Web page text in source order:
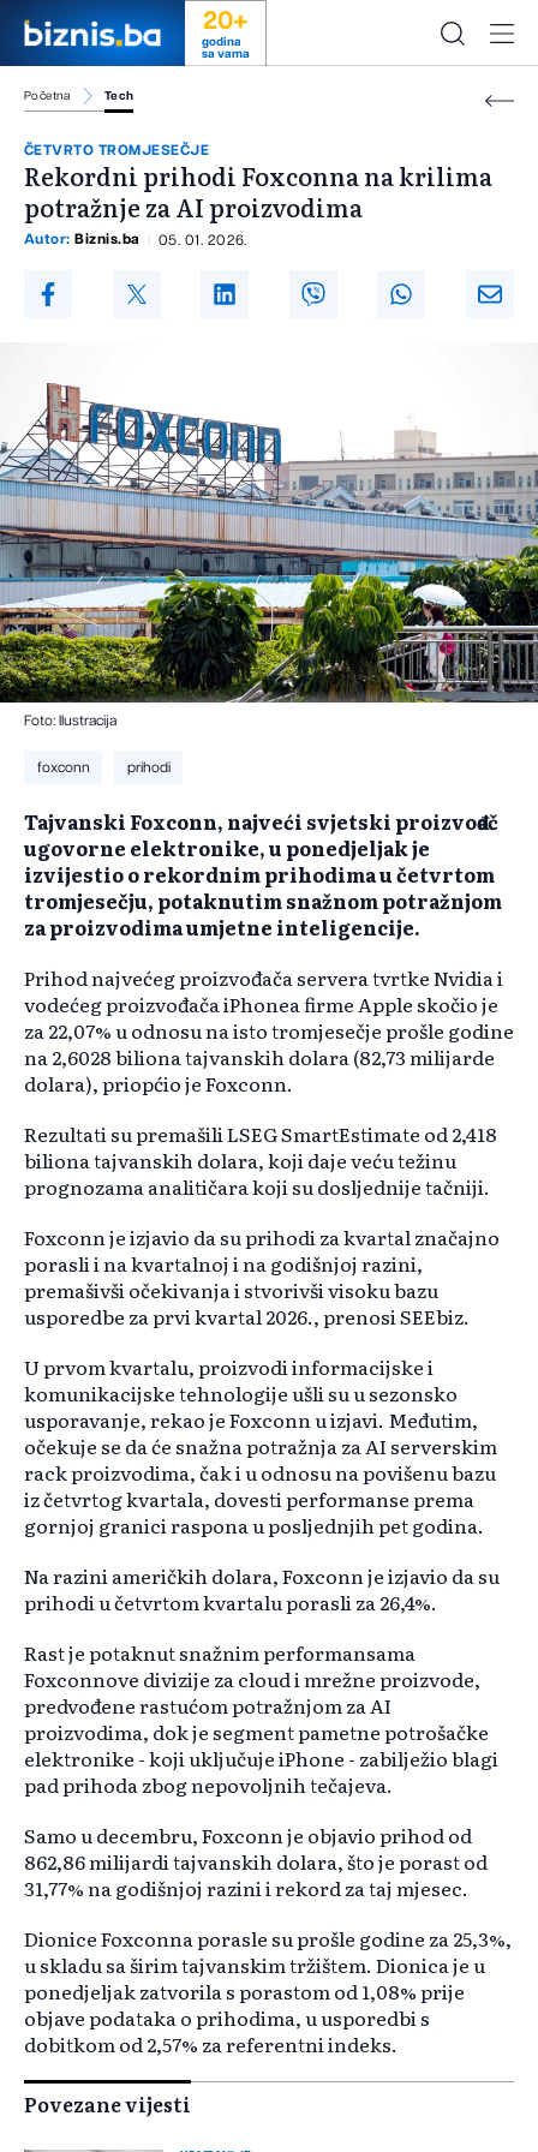
20+
godina
sa vama
Početna Tech
ČETVRTO TROMJESEČJE
Rekordni prihodi Foxconna na krilima
potražnje za AI proizvodima
Autor: Biznis.ba 05. 01. 2026.
Foto: Ilustracija
foxconn prihodi
Tajvanski Foxconn, najveći svjetski proizvođač
ugovorne elektronike, u ponedjeljak je
izvijestio o rekordnim prihodima u četvrtom
tromjesečju, potaknutim snažnom potražnjom
za proizvodima umjetne inteligencije.
Prihod najvećeg proizvođača servera tvrtke Nvidia i
vodećeg proizvođača iPhonea firme Apple skočio je
za 22,07% u odnosu na isto tromjesečje prošle godine
na 2,6028 biliona tajvanskih dolara (82,73 milijarde
dolara), priopćio je Foxconn.
Rezultati su premašili LSEG SmartEstimate od 2,418
biliona tajvanskih dolara, koji daje veću težinu
prognozama analitičara koji su dosljednije tačniji.
Foxconn je izjavio da su prihodi za kvartal značajno
porasli i na kvartalnoj i na godišnjoj razini,
premašivši očekivanja i stvorivši visoku bazu
usporedbe za prvi kvartal 2026., prenosi SEEbiz.
U prvom kvartalu, proizvodi informacijske i
komunikacijske tehnologije ušli su u sezonsko
usporavanje, rekao je Foxconn u izjavi. Međutim,
očekuje se da će snažna potražnja za AI serverskim
rack proizvodima, čak i u odnosu na povišenu bazu
iz četvrtog kvartala, dovesti performanse prema
gornjoj granici raspona u posljednjih pet godina.
Na razini američkih dolara, Foxconn je izjavio da su
prihodi u četvrtom kvartalu porasli za 26,4%.
Rast je potaknut snažnim performansama
Foxconnove divizije za cloud i mrežne proizvode,
predvođene rastućom potražnjom za AI
proizvodima, dok je segment pametne potrošačke
elektronike - koji uključuje iPhone - zabilježio blagi
pad prihoda zbog nepovoljnih tečajeva.
Samo u decembru, Foxconn je objavio prihod od
862,86 milijardi tajvanskih dolara, što je porast od
31,77% na godišnjoj razini i rekord za taj mjesec.
Dionice Foxconna porasle su prošle godine za 25,3%,
u skladu sa širim tajvanskim tržištem. Dionica je u
ponedjeljak zatvorila s porastom od 1,08% prije
objave podataka o prihodima, u usporedbi s
dobitkom od 2,57% za referentni indeks.
Povezane vijesti